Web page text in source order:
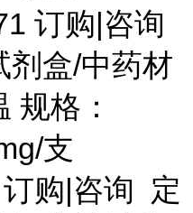
订购|咨询
剂盒/中药材
规格：
支
购|咨询 定